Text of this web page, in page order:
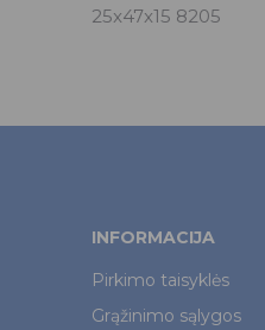
25x47x15 8205
INFORMACIJA
Pirkimo taisyklės
Grąžinimo sąlygos